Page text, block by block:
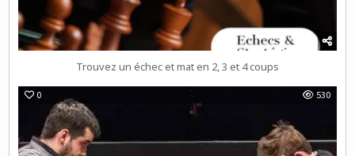
Trouvez un échec et mat en 2, 3 et 4 coups
0 530